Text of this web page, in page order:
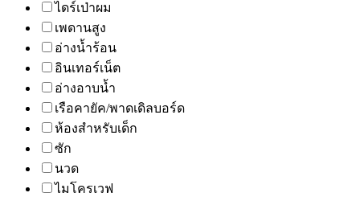
ไดร์เป่าผม
เพดานสูง
อ่างน้ำร้อน
อินเทอร์เน็ต
อ่างอาบน้ำ
เรือคายัค/พาดเดิลบอร์ด
ห้องสำหรับเด็ก
ซัก
นวด
ไมโครเวฟ